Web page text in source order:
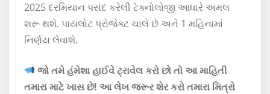
2025 દરમિયાન પસંદ કરેલી ટેક્નોલોજી આધારે અમલ
શરૂ થશે. પાયલોટ પ્રોજેક્ટ ચાલે છે અને 1 મહિનામાં
નિર્ણય લેવાશે.
જો તમે હંમેશા હાઈવે ટ્રાવેલ કરો છો તો આ માહિતી
તમારા માટે ખાસ છે! આ લેખ જરૂર શેર કરો તમારા મિત્રો